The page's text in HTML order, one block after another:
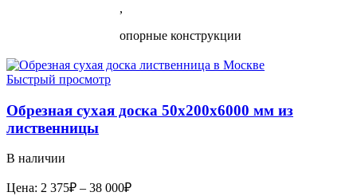
,
опорные конструкции
Быстрый просмотр
Обрезная сухая доска 50х200х6000 мм из
лиственницы
В наличии
Цена: 2 375₽ – 38 000₽Диапазон